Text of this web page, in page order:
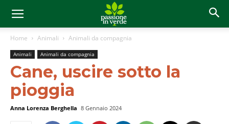
Home Animali Animali da compagnia
Animali Animali da compagnia
Cane, uscire sotto la
pioggia
Anna Lorenza Berghella 8 Gennaio 2024